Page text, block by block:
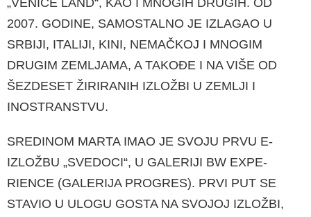
„VENICE LAND“, KAO I MNOGIH DRUGIH. OD
2007. GODINE, SAMOSTALNO JE IZLAGAO U
SRBIJI, ITALIJI, KINI, NEMAČKOJ I MNOGIM
DRUGIM ZEMLJAMA, A TAKOĐE I NA VIŠE OD
ŠEZDESET ŽIRIRANIH IZLOŽBI U ZEMLJI I
INOSTRANSTVU.
SREDINOM MARTA IMAO JE SVOJU PRVU E-
IZLOŽBU „SVEDOCI“, U GALERIJI BW EXPE­
RIENCE (GALERIJA PROGRES). PRVI PUT SE
STAVIO U ULOGU GOSTA NA SVOJOJ IZLOŽ­BI,